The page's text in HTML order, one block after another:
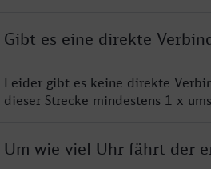
Gibt es eine direkte
Leider gibt es keine direkte
dieser Strecke mindestens 1 x
Um wie viel Uhr fährt der